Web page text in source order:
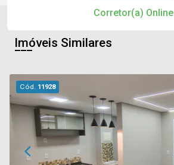
Corretor(a) Online
Imóveis Similares
Cód. 11928